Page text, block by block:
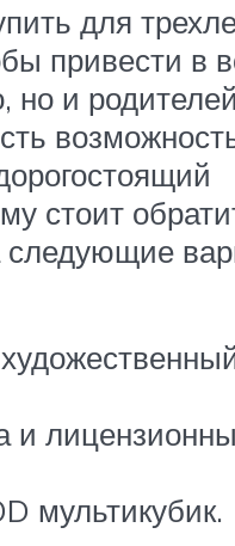
для
привести в
но и
стоит
и
мультикубик.